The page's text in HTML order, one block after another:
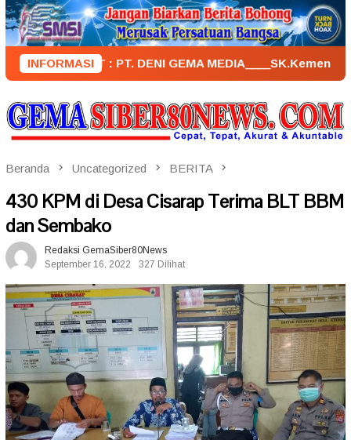
Loncat
ke
konten
INFORMASI
: PT. DENI GEMA MEDIA____SK.KemenkumHam :
Beranda Uncategorized BERITA
430 KPM di Desa Cisarap Terima BLT BBM
dan Sembako
Redaksi GemaSiber80News
September 16, 2022
327 Dilihat